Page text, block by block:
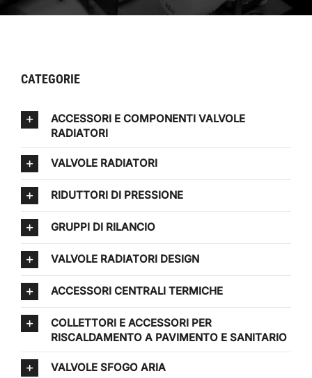
CATEGORIE
ACCESSORI E COMPONENTI VALVOLE
RADIATORI
VALVOLE RADIATORI
RIDUTTORI DI PRESSIONE
GRUPPI DI RILANCIO
VALVOLE RADIATORI DESIGN
ACCESSORI CENTRALI TERMICHE
COLLETTORI E ACCESSORI PER
RISCALDAMENTO A PAVIMENTO E SANITARIO
VALVOLE SFOGO ARIA